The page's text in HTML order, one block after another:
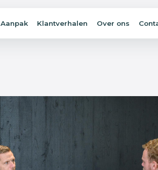
Aanpak Klantverhalen Over ons
onderdeel van je
losse chat-assistent.